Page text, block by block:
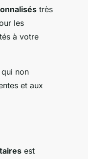
très
les
à votre
non
et aux
est